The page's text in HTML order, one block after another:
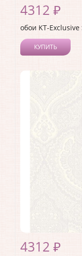
4312 ₽
обои KT-
КУПИТЬ
Коллекция:
Summer
4312 ₽